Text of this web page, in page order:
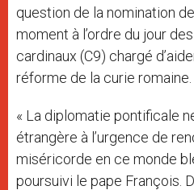
question de la nomination
moment à l’ordre du jour
cardinaux (C9) chargé
réforme de la curie romaine.
« La diplomatie pontificale
étrangère à l’urgence de
miséricorde en ce monde
poursuivi le pape François.